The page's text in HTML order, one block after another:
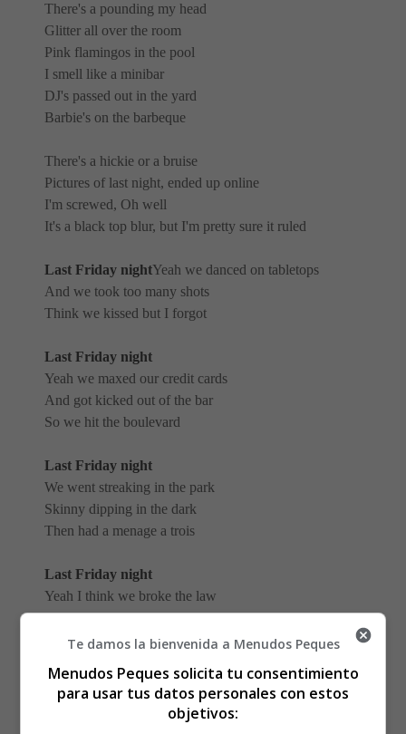
There's a pounding my head
Glitter all over the room
Pink flamingos in the pool
I smell like a minibar
DJ's passed out in the yard
Barbie's on the barbeque
There's a hickie or a bruise
Pictures of last night, ended up online
I'm screwed, Oh well
It's a black top blur, but I'm pretty sure it ruled
Last Friday nightYeah we danced on tabletops
And we took too many shots
Think we kissed but I forgot
Last Friday night
Yeah we maxed our credit cards
And got kicked out of the bar
So we hit the boulevard
Last Friday night
We went streaking in the park
Skinny dipping in the dark
Then had a menage a trois
Last Friday night
Yeah I think we broke the law
Always say we're gonna stop-op
Whoa-oh-oah
This Friday night, do it all again (x2)
Trying to connect the dots
Te damos la bienvenida a Menudos Peques
Menudos Peques solicita tu consentimiento
para usar tus datos personales con estos
objetivos: